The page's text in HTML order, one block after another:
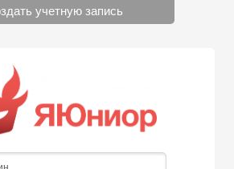
учетную запись
и перейти к созданию новой учетной